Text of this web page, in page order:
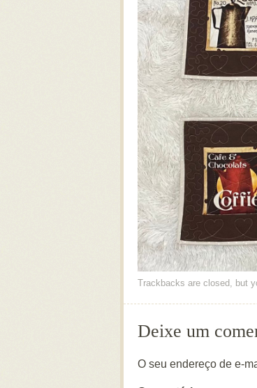
Trackbacks are closed, but
Deixe um
O seu endereço de e-